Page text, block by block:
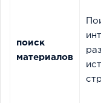
поиск
материалов